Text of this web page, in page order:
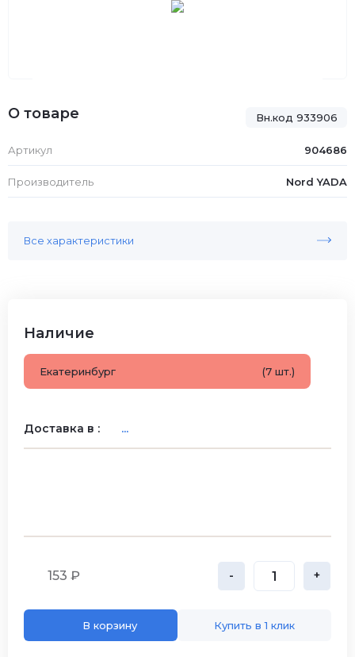
Вн.код 933906
О товаре
Артикул 904686
Производитель Nord YADA
Все характеристики
Наличие
Екатеринбург (7 шт.)
Доставка в : ...
153 ₽ - +
В корзину Купить в 1 клик